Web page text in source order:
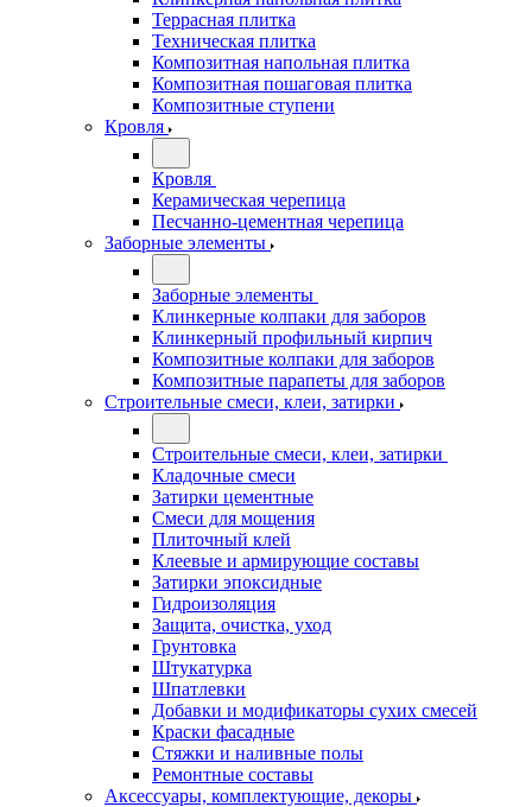
Террасная плитка
Техническая плитка
Композитная напольная плитка
Композитная пошаговая плитка
Композитные ступени
Кровля
Кровля
Керамическая черепица
Песчанно-цементная черепица
Заборные элементы
Заборные элементы
Клинкерные колпаки для заборов
Клинкерный профильный кирпич
Композитные колпаки для заборов
Композитные парапеты для заборов
Строительные смеси, клеи, затирки
Строительные смеси, клеи, затирки
Кладочные смеси
Затирки цементные
Смеси для мощения
Плиточный клей
Клеевые и армирующие составы
Затирки эпоксидные
Гидроизоляция
Защита, очистка, уход
Грунтовка
Штукатурка
Шпатлевки
Добавки и модификаторы сухих смесей
Краски фасадные
Стяжки и наливные полы
Ремонтные составы
Аксессуары, комплектующие, декоры